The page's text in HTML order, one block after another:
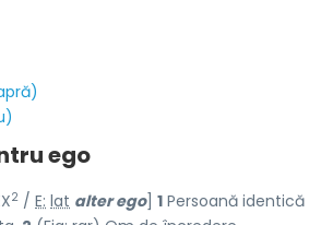
ego
2 / E: lat alter ego] 1 Persoană identică